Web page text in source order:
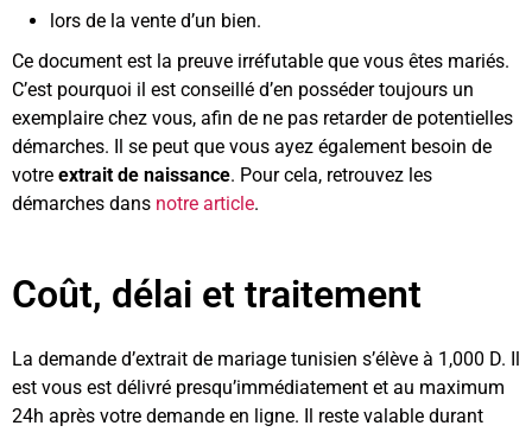
lors de la vente d’un bien.
Ce document est la preuve irréfutable que vous êtes mariés.
C’est pourquoi il est conseillé d’en posséder toujours un
exemplaire chez vous, afin de ne pas retarder de potentielles
démarches. Il se peut que vous ayez également besoin de
votre extrait de naissance. Pour cela, retrouvez les
démarches dans notre article.
Coût, délai et traitement
La demande d’extrait de mariage tunisien s’élève à 1,000 D. Il
est vous est délivré presqu’immédiatement et au maximum
24h après votre demande en ligne. Il reste valable durant